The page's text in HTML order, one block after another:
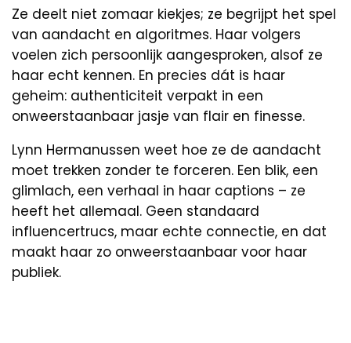
Ze deelt niet zomaar kiekjes; ze begrijpt het spel
van aandacht en algoritmes. Haar volgers
voelen zich persoonlijk aangesproken, alsof ze
haar echt kennen. En precies dát is haar
geheim: authenticiteit verpakt in een
onweerstaanbaar jasje van flair en finesse.
Lynn Hermanussen weet hoe ze de aandacht
moet trekken zonder te forceren. Een blik, een
glimlach, een verhaal in haar captions – ze
heeft het allemaal. Geen standaard
influencertrucs, maar echte connectie, en dat
maakt haar zo onweerstaanbaar voor haar
publiek.